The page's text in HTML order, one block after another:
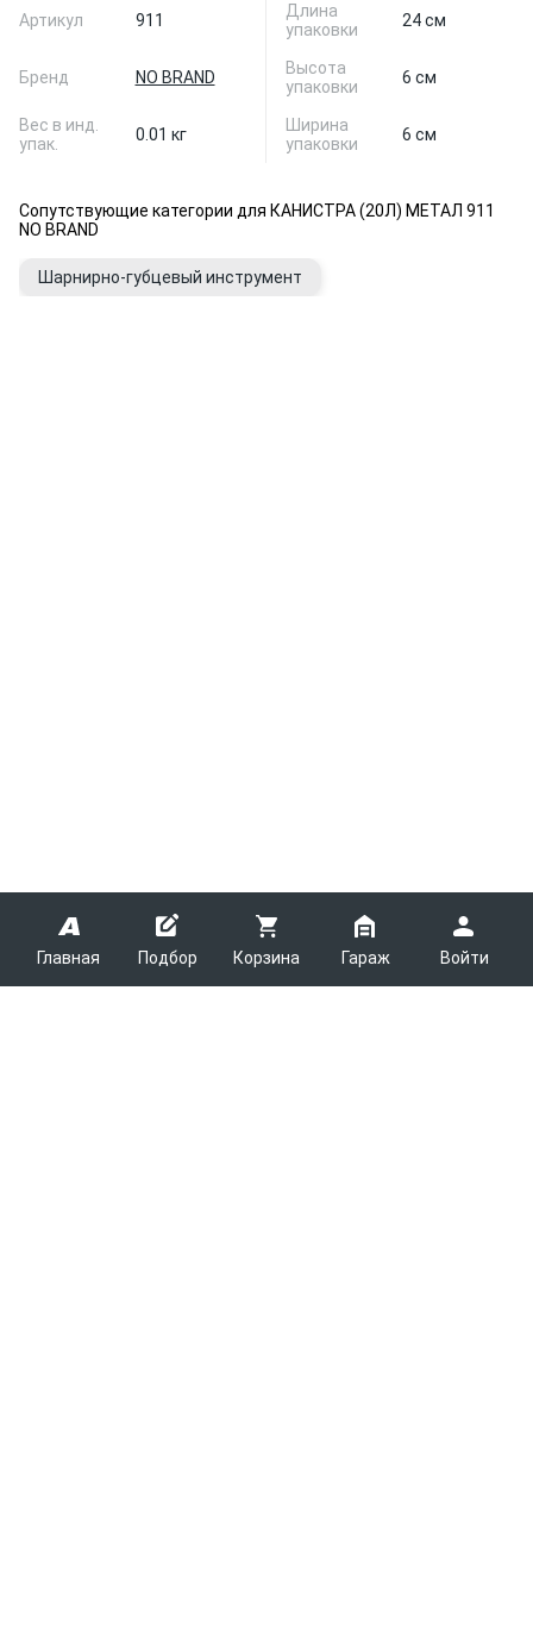
Главная Подбор Корзина Гараж Войти
Артикул
911
Бренд NO BRAND
Вес в инд.
упак.
0.01 кг
Длина
упаковки
24 см
Высота
упаковки
6 см
Ширина
упаковки
6 см
Сопутствующие категории для КАНИСТРА (20Л) МЕТАЛ 911
NO BRAND
Шарнирно-губцевый инструмент